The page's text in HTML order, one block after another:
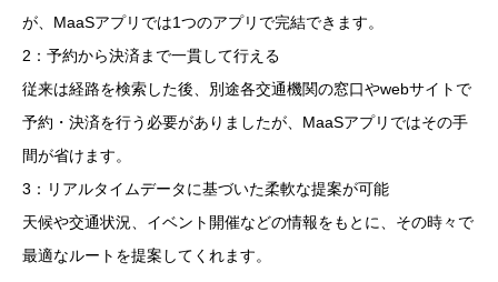
が、MaaSアプリでは1つのアプリで完結できます。
2：予約から決済まで一貫して行える
従来は経路を検索した後、別途各交通機関の窓口やwebサイトで
予約・決済を行う必要がありましたが、MaaSアプリではその手
間が省けます。
3：リアルタイムデータに基づいた柔軟な提案が可能
天候や交通状況、イベント開催などの情報をもとに、その時々で
最適なルートを提案してくれます。